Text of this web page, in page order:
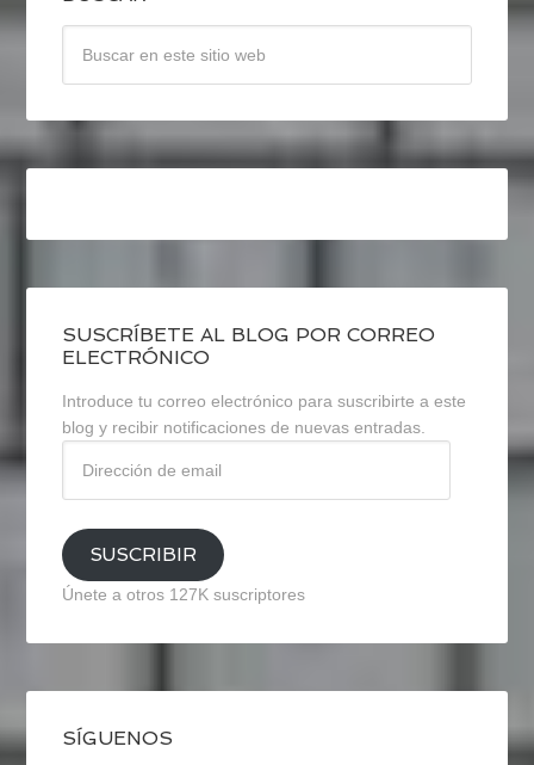
SUSCRÍBETE AL BLOG POR CORREO
ELECTRÓNICO
Introduce tu correo electrónico para suscribirte a este
blog y recibir notificaciones de nuevas entradas.
email
SUSCRIBIR
Únete a otros 127K suscriptores
SÍGUENOS